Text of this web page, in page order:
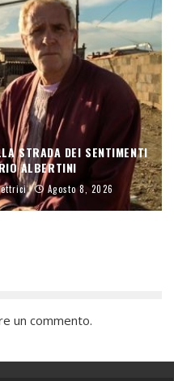
STRADA DEI SENTIMENTI
ALBERTINI
Agosto 8, 2026
un commento.